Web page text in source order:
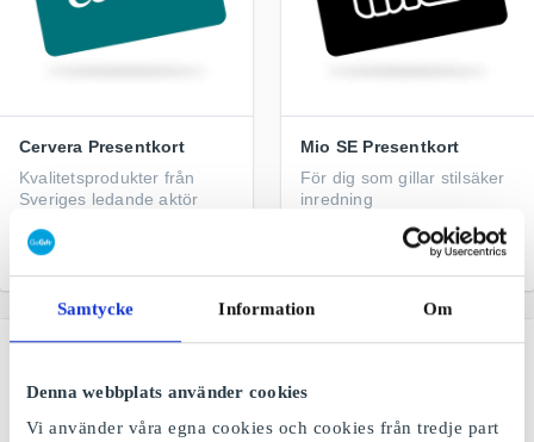
Samtycke Information Om
Denna webbplats använder cookies
Vi använder våra egna cookies och cookies från tredje part
Cervera Presentkort
Kvalitetsprodukter från
Sveriges ledande aktör
Från
Mio SE Presentkort
För dig som gillar stilsäker
inredning